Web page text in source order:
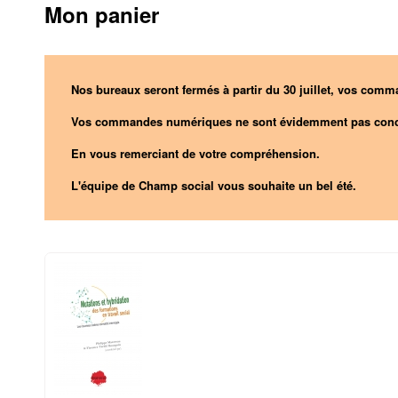
Mon panier
Nos bureaux seront fermés à partir du 30 juillet, vos
Vos commandes numériques ne sont évidemment pas
En vous remerciant de votre compréhension.
L'équipe de Champ social vous souhaite un bel été.